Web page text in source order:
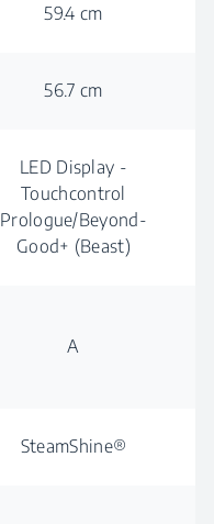
59.4 cm
56.7 cm
LED Display -
Touchcontrol
Prologue/Beyond-
Good+ (Beast)
A
SteamShine®